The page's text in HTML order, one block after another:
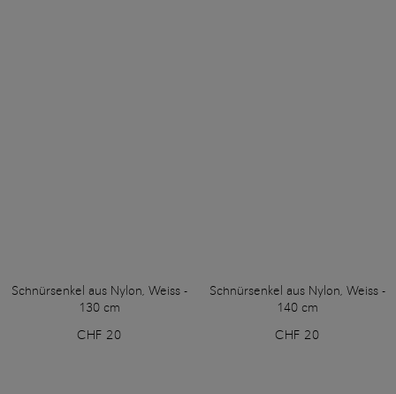
Schnürsenkel aus Nylon, Weiss -
130 cm
CHF 20
Schnürsenkel aus Nylon, Weiss -
140 cm
CHF 20